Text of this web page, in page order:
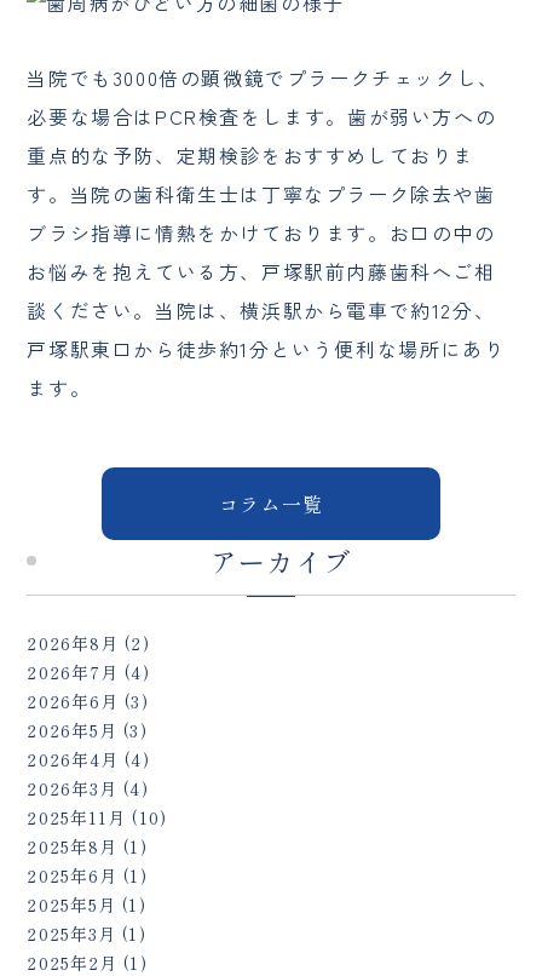
当院でも3000倍の顕微鏡でプラークチェックし、
必要な場合はPCR検査をします。歯が弱い方への
重点的な予防、定期検診をおすすめしておりま
す。当院の歯科衛生士は丁寧なプラーク除去や歯
ブラシ指導に情熱をかけております。お口の中の
お悩みを抱えている方、戸塚駅前内藤歯科へご相
談ください。当院は、横浜駅から電車で約12分、
戸塚駅東口から徒歩約1分という便利な場所にあり
ます。
コラム一覧
アーカイブ
2026年8月 (2)
2026年7月 (4)
2026年6月 (3)
2026年5月 (3)
2026年4月 (4)
2026年3月 (4)
2025年11月 (10)
2025年8月 (1)
2025年6月 (1)
2025年5月 (1)
2025年3月 (1)
2025年2月 (1)